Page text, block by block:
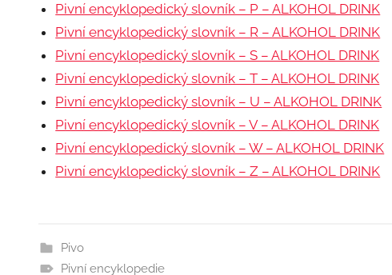
Pivní encyklopedický slovník – P – ALKOHOL DRINK
Pivní encyklopedický slovník – R – ALKOHOL DRINK
Pivní encyklopedický slovník – S – ALKOHOL DRINK
Pivní encyklopedický slovník – T – ALKOHOL DRINK
Pivní encyklopedický slovník – U – ALKOHOL DRINK
Pivní encyklopedický slovník – V – ALKOHOL DRINK
Pivní encyklopedický slovník – W – ALKOHOL DRINK
Pivní encyklopedický slovník – Z – ALKOHOL DRINK
Pivo
Pivní encyklopedie